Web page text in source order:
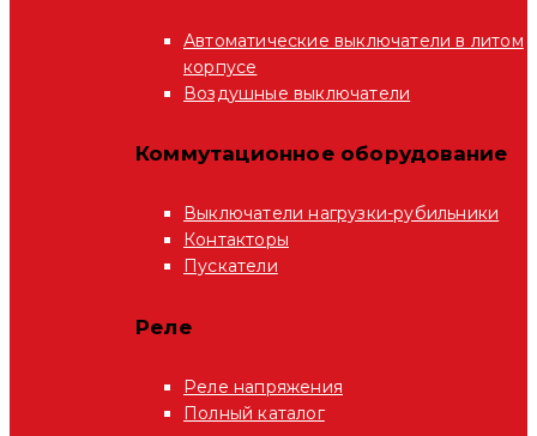
Автоматические выключатели в литом
корпусе
Воздушные выключатели
Коммутационное оборудование
Выключатели нагрузки-рубильники
Контакторы
Пускатели
Реле
Реле напряжения
Полный каталог